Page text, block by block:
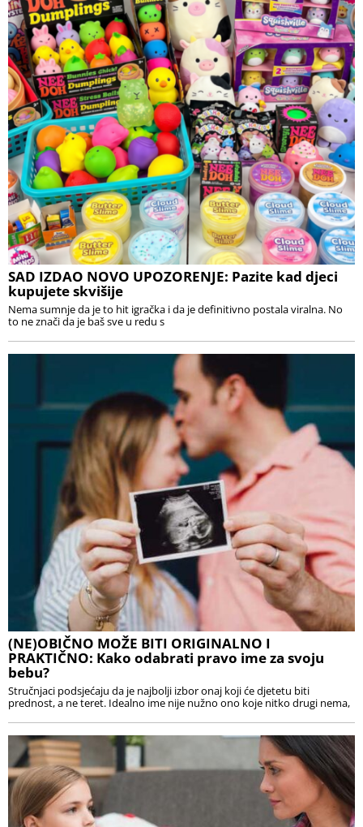
SAD IZDAO NOVO UPOZORENJE: Pazite kad djeci
kupujete skvišije
Nema sumnje da je to hit igračka i da je definitivno postala viralna. No
to ne znači da je baš sve u redu s
(NE)OBIČNO MOŽE BITI ORIGINALNO I
PRAKTIČNO: Kako odabrati pravo ime za svoju
bebu?
Stručnjaci podsjećaju da je najbolji izbor onaj koji će djetetu biti
prednost, a ne teret. Idealno ime nije nužno ono koje nitko drugi nema,